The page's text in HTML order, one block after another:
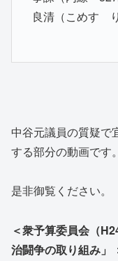
良清（こめす
中谷元議員の質疑で
する部分の動画です。
是非御覧ください。
＜衆予算委員会（
治闘争の取り組み」